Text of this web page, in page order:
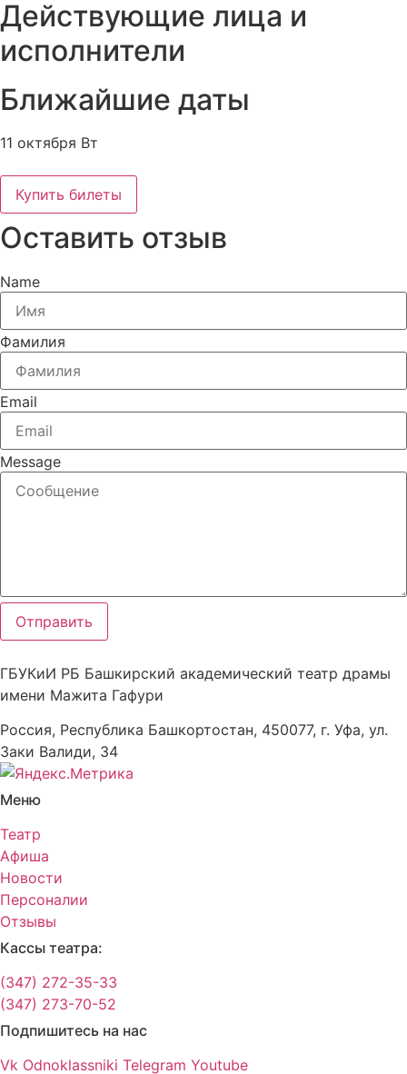
Действующие лица и
исполнители
Ближайшие даты
11 октября Вт
Купить билеты
Оставить отзыв
Name
Фамилия
Email
Message
Отправить
ГБУКиИ РБ Башкирский академический театр драмы
имени Мажита Гафури
Россия, Республика Башкортостан, 450077, г. Уфа, ул.
Заки Валиди, 34
Меню
Театр
Афиша
Новости
Персоналии
Отзывы
Кассы театра:
(347) 272-35-33
(347) 273-70-52
Подпишитесь на нас
Vk Odnoklassniki Telegram Youtube